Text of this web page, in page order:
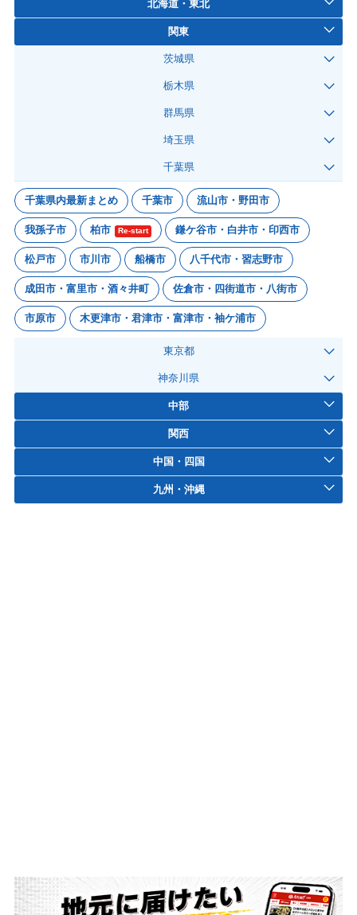
北海道・東北
関東
茨城県
栃木県
群馬県
埼玉県
千葉県
千葉県内最新まとめ 千葉市 流山市・野田市
我孫子市 柏市 Re-start 鎌ケ谷市・白井市・印西市
松戸市 市川市 船橋市 八千代市・習志野市
成田市・富里市・酒々井町 佐倉市・四街道市・八街市
市原市 木更津市・君津市・富津市・袖ケ浦市
東京都
神奈川県
中部
関西
中国・四国
九州・沖縄